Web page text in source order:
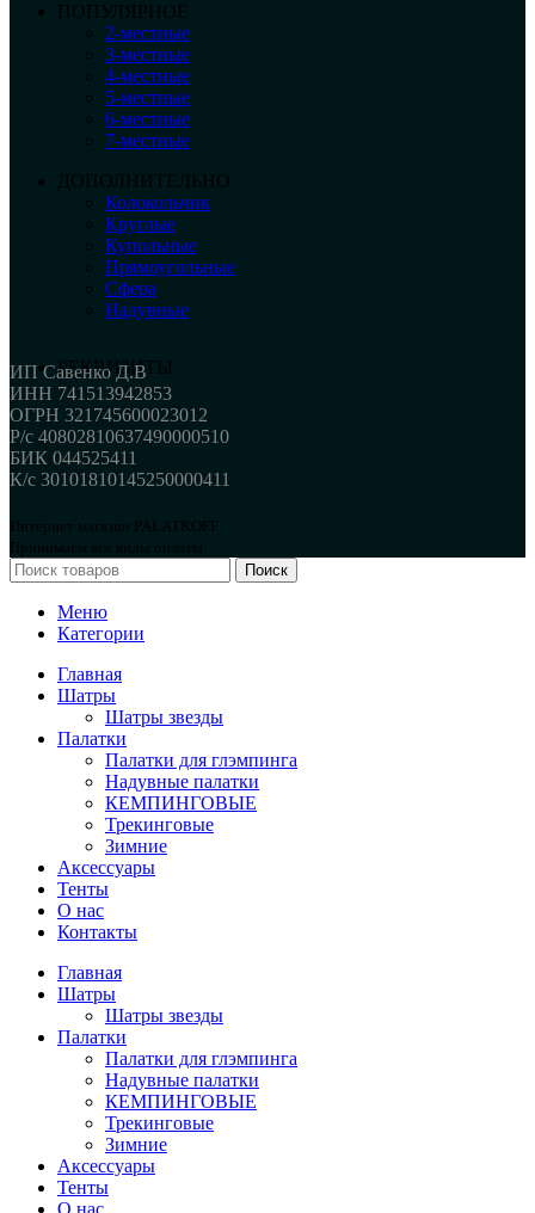
ПОПУЛЯРНОЕ
2-местные
3-местные
4-местные
5-местные
6-местные
7-местные
ДОПОЛНИТЕЛЬНО
Колокольчик
Круглые
Купольные
Прямоугольные
Сфера
Надувные
РЕКВИЗИТЫ
ИП Савенко Д.В
ИНН 741513942853
ОГРН 321745600023012
Р/с 40802810637490000510
БИК 044525411
К/с 30101810145250000411
Интернет магазин PALATKOFF
Принимаем все виды оплаты.
Поиск
Меню
Категории
Главная
Шатры
Шатры звезды
Палатки
Палатки для глэмпинга
Надувные палатки
КЕМПИНГОВЫЕ
Трекинговые
Зимние
Аксессуары
Тенты
О нас
Контакты
Главная
Шатры
Шатры звезды
Палатки
Палатки для глэмпинга
Надувные палатки
КЕМПИНГОВЫЕ
Трекинговые
Зимние
Аксессуары
Тенты